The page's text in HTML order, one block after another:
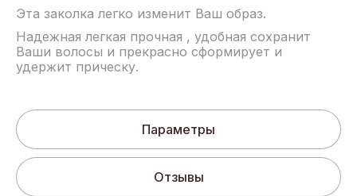
Эта заколка легко изменит Ваш образ.
Надежная легкая прочная , удобная сохранит
Ваши волосы и прекрасно сформирует и
удержит прическу.
Параметры
Отзывы